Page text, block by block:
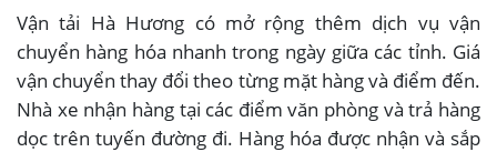
Vận tải Hà Hương có mở rộng thêm dịch vụ vận
chuyển hàng hóa nhanh trong ngày giữa các tỉnh. Giá
vận chuyển thay đổi theo từng mặt hàng và điểm đến.
Nhà xe nhận hàng tại các điểm văn phòng và trả hàng
dọc trên tuyến đường đi. Hàng hóa được nhận và sắp